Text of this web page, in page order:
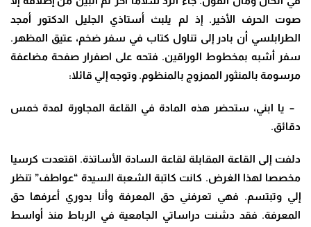
صوت الحرف الأخير. إذ لم يلبث أستاذي الجليل الدكتور أمجد
الطرابلسي أن بادر إلى تناول كتاب في سفر ضخم، عتيق المظهر.
سفر أشبه بمخطوط الوراقين. فتحه على اصفرار صفحة مضاعفة
مرسومة بالمنثور الممزوج بالمنظوم. وتوجه إلي قائلا:
– يا ابني، ستحضر هذه المادة في القاعة المجاورة لمدة خمس
دقائق.
دلفت إلى القاعة المقابلة لقاعة السادة الأساتذة. اقتعدت كرسيا
مخصصا لهذا الغرض. كانت كاتبة الشعبة السيدة “عواطف” تنظر
إلي وتبتسم. فهي تعرفني حق المعرفة وأنا بدوري أعرفها حق
المعرفة. فقد دشنت دراساتي الجامعية في الرباط منذ أواسط